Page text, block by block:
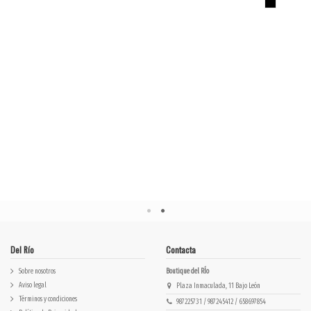
Del Río
Sobre nosotros
Aviso legal
Términos y condiciones
Contacta
Boutique del RÍo
Plaza Inmaculada, 11 Bajo León
987225731 / 987245412 / 658697854